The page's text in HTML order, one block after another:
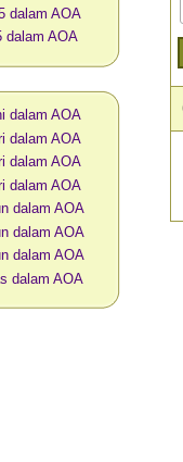
dalam AOA
dalam AOA
dalam AOA
dalam AOA
dalam AOA
dalam AOA
dalam AOA
dalam AOA
dalam AOA
dalam AOA